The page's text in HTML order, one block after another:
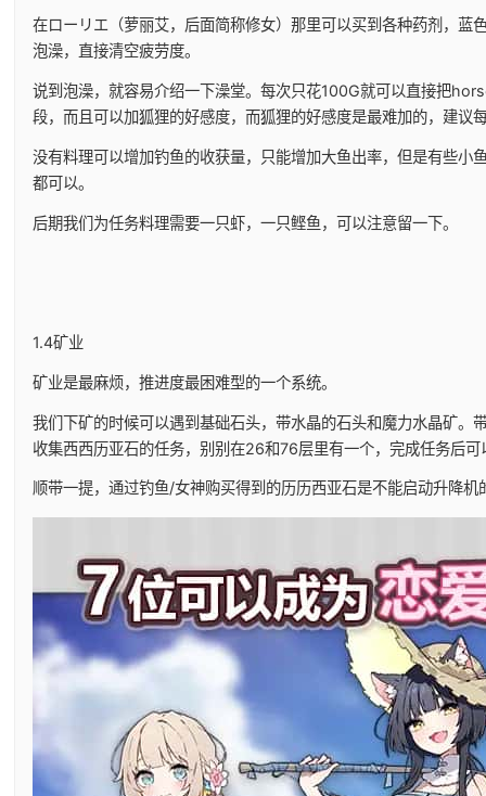
在ローリエ（萝丽艾，后面简称修女）那里可以买到各种药剂，
泡澡，直接清空疲劳度。
说到泡澡，就容易介绍一下澡堂。每次只花100G就可以直接把
段，而且可以加狐狸的好感度，而狐狸的好感度是最难加的，建议
没有料理可以增加钓鱼的收获量，只能增加大鱼出率，但是有些
都可以。
后期我们为任务料理需要一只虾，一只鲣鱼，可以注意留一下。
1.4矿业
矿业是最麻烦，推进度最困难型的一个系统。
我们下矿的时候可以遇到基础石头，带水晶的石头和魔力水晶矿
收集西西历亚石的任务，别别在26和76层里有一个，完成任务后可
顺带一提，通过钓鱼/女神购买得到的历历西亚石是不能启动升降机